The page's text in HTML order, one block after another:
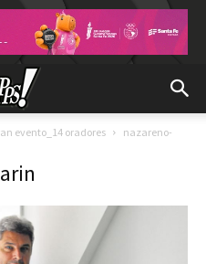
evento_14 oradores
nazareno-